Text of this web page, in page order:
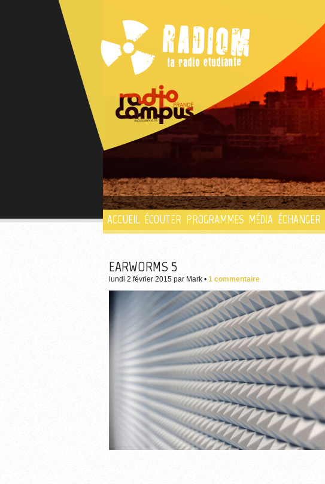
ACCUEIL ÉCOUTER PROGRAMMES MÉDIA ÉCHANGER
EARWORMS 5
lundi 2 février 2015 par Mark • 1 commentaire